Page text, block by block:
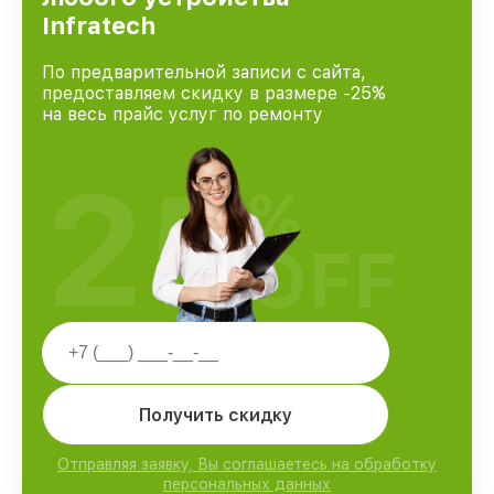
Infratech
По предварительной записи с сайта,
предоставляем скидку в размере -25%
на весь прайс услуг по ремонту
Получить скидку
Отправляя заявку, Вы соглашаетесь на обработку
персональных данных
25%
OFF